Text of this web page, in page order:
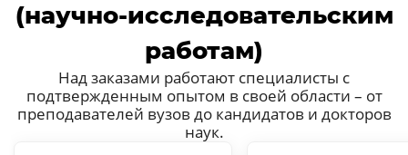
(научно-исследовательским
работам)
Над заказами работают специалисты с
подтвержденным опытом в своей области – от
преподавателей вузов до кандидатов и докторов
наук.